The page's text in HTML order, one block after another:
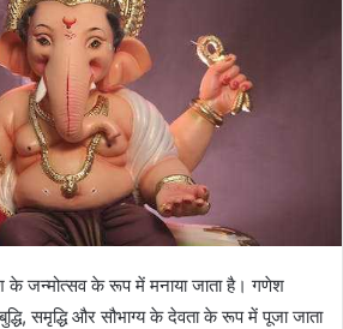
के जन्मोत्सव के रूप में मनाया जाता है। गणेश
समृद्धि और सौभाग्य के देवता के रूप में पूजा जाता